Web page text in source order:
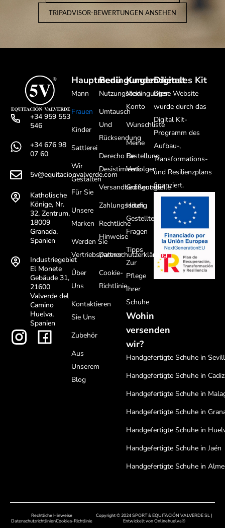
TRIPADVISOR-BEWERTUNGEN ANSEHEN
+34 959 553
546
+34 676 98
07 60
5v@equitacionvalverde.com
Katholische
Könige, Nr.
32, Zentrum,
18009
Granada,
Spanien
Industriegebiet
El Monete
Gebäude 31,
21600
Valverde del
Camino
Huelva,
Spanien
Hauptmenü
Mann
Frauen
Kinder
Sattlerei
Wir
Gestalten
Für Sie
Unsere
Marken
Werden Sie
Vertriebspartner
Über
Uns
Kontaktieren
Sie Uns
Zubehör
Aus
Unserem
Blog
Bedingungen
Nutzungsbedingungen
Umtausch
Und
Rücksendung
Derecho De
Desistimiento
Versandbedingungen
Zahlungsarten
Rechtliche
Hinweise
Datenschutzerklärung
Cookie-
Richtlinie
Kundendienst
Mein
Konto
Wunschliste
Meine
Bestellung
Verfolgen
Größentabelle
Häufig
Gestellte
Fragen
Tipps
Zur
Pflege
Ihrer
Schuhe
Wohin
versenden
wir?
Handgefertigte Schuhe in
Handgefertigte Schuhe in Cadiz
Handgefertigte Schuhe in
Handgefertigte Schuhe in
Handgefertigte Schuhe in
Handgefertigte Schuhe in Jaén
Handgefertigte Schuhe in
Handgefertigte Schuhe in
Handgefertigte Schuhe in
Digitales Kit
Diese Website
wurde durch das
Digital Kit-
Programm des
Aufbau-,
Transformations-
und Resilienzplans
finanziert.
Rechtliche Hinweise
DatenschutzrichtlinienCookies-Richtlinie
Copyright © 2024 SPORT & EQUITACIÓN VALVERDE SL |
Entwickelt vonOnlinehuelva®